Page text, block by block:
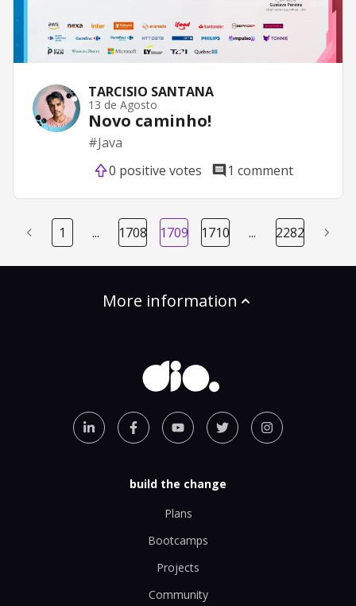
TARCISIO SANTANA
13 de Agosto
Novo caminho!
#Java
0 positive votes
1 comment
1 ... 1708 1709 1710 ... 2282
More information
build the change
Plans
Bootcamps
Projects
Community